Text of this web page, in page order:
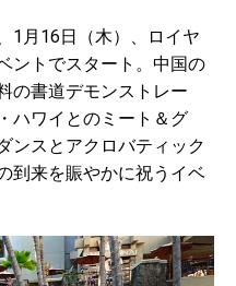
1月16日（木）、ロイヤ
ントでスタート。中国の
の書道デモンストレー
ハワイとのミート＆グ
ンスとアクロバティック
到来を賑やかに祝うイベ